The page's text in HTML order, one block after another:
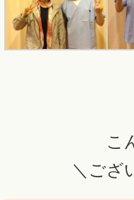
こ
＼ござ